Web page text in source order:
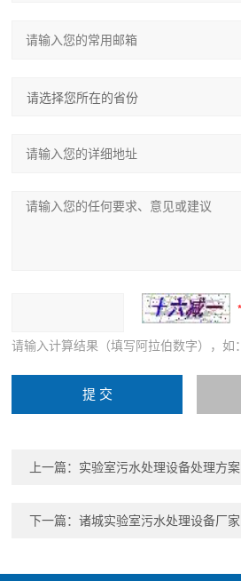
请输入计算结果（填写阿拉伯数字），如
上一篇： 实验室污水处理设备处理方案
下一篇：诸城实验室污水处理设备厂家